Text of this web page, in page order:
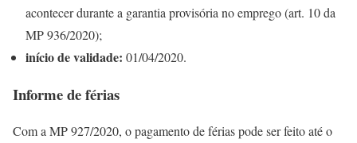
acontecer durante a garantia provisória no emprego (art. 10 da
MP 936/2020);
início de validade: 01/04/2020.
Informe de férias
Com a MP 927/2020, o pagamento de férias pode ser feito até o